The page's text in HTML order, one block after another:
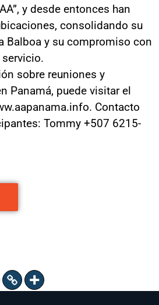
y desde entonces han
consolidando su
Balboa y su compromiso con
sobre reuniones y
Panamá, puede visitar el
Contacto
Tommy +507 6215-